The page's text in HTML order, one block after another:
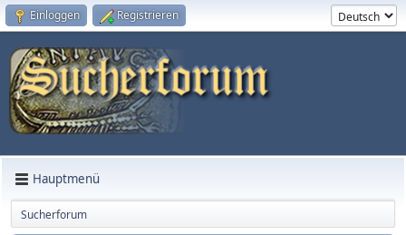
Einloggen Registrieren
Hauptmenü
Sucherforum